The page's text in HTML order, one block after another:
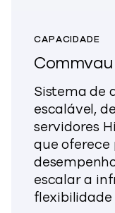
CAPACIDADE
Sistema de
escalável,
servidores
que
escalar a
flexibilidade